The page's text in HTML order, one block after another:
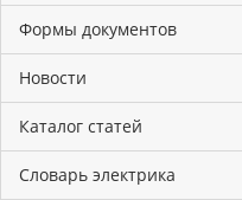
Формы документов
Новости
Каталог статей
Словарь электрика